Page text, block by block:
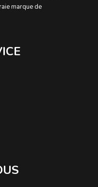
marque de